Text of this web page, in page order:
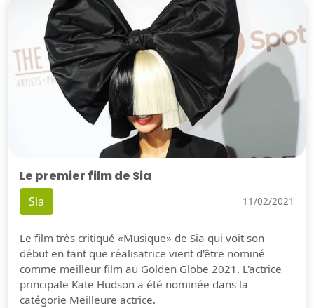
Le premier film de Sia
Sia 11/02/2021
Le film très critiqué «Musique» de Sia qui voit son
début en tant que réalisatrice vient d'être nominé
comme meilleur film au Golden Globe 2021. L'actrice
principale Kate Hudson a été nominée dans la
catégorie Meilleure actrice.